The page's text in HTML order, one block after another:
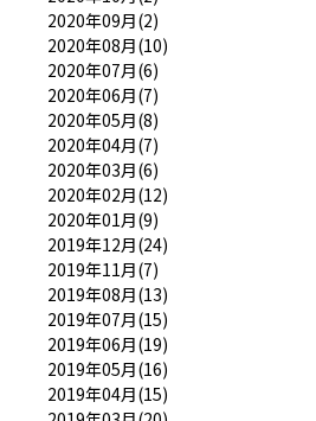
2020年09月(2)
2020年08月(10)
2020年07月(6)
2020年06月(7)
2020年05月(8)
2020年04月(7)
2020年03月(6)
2020年02月(12)
2020年01月(9)
2019年12月(24)
2019年11月(7)
2019年08月(13)
2019年07月(15)
2019年06月(19)
2019年05月(16)
2019年04月(15)